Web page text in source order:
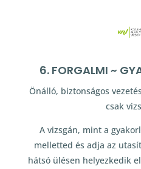
6. FORGALMI ~
Önálló, biztonságos
csak
A vizsgán, mint a
melletted és adja az
hátsó ülésen helyezkedik